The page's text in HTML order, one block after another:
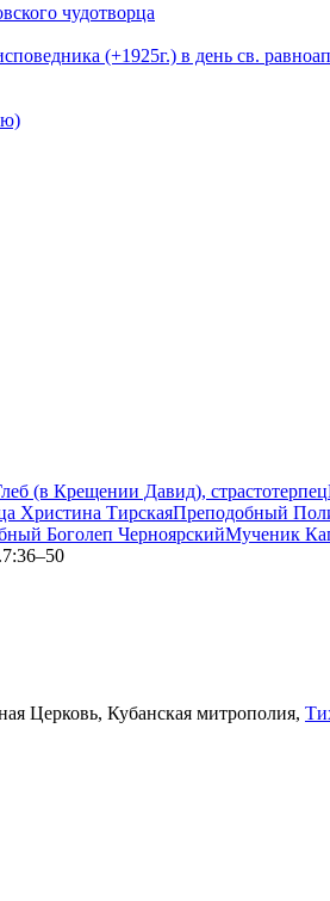
чудотворца
(+1925г.) в день св.
(в Крещении Давид), страстотерпец
Христина ТирскаяПреподобный
Боголеп ЧерноярскийМученик
Церковь, Кубанская митрополия,